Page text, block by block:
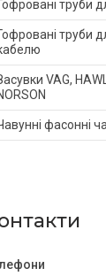
труби
труби
VAG,
фасонні